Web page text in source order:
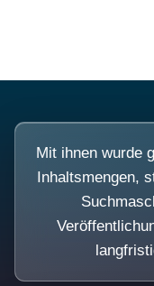
Mit ihnen wurde
Inhaltsmengen,